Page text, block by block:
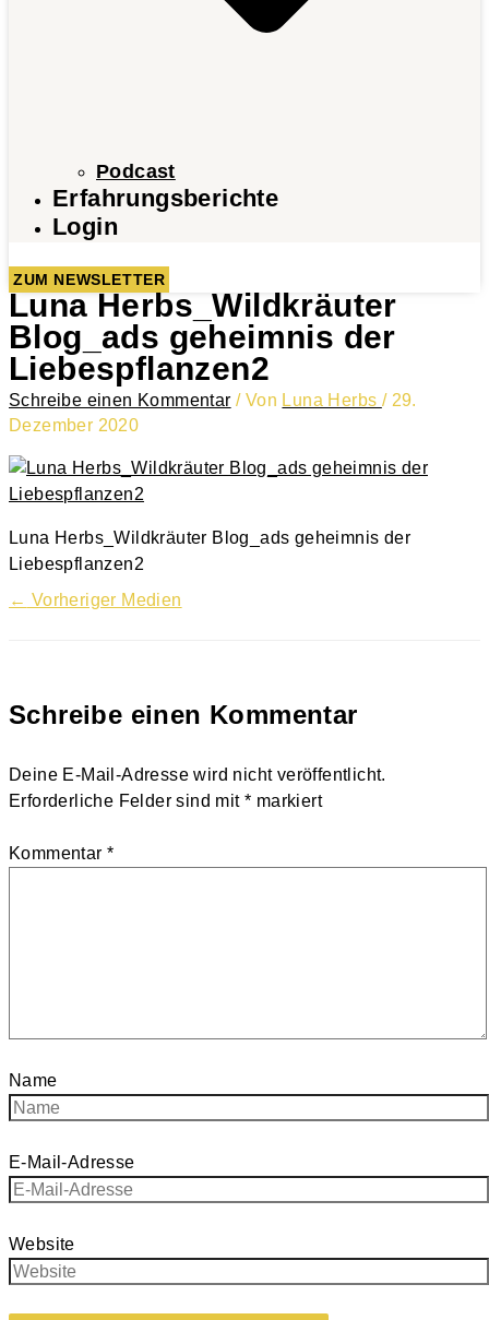
Podcast
Erfahrungsberichte
Login
ZUM NEWSLETTER
Luna Herbs_Wildkräuter
Blog_ads geheimnis der
Liebespflanzen2
Schreibe einen Kommentar / Von Luna Herbs / 29.
Dezember 2020
Luna Herbs_Wildkräuter Blog_ads geheimnis der
Liebespflanzen2
← Vorheriger Medien
Schreibe einen Kommentar
Deine E-Mail-Adresse wird nicht veröffentlicht.
Erforderliche Felder sind mit * markiert
Kommentar*
Name
E-Mail-Adresse
Website